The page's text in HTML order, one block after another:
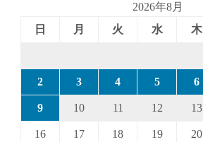
2026年8月
日
月 火 水 木
2 3 4 5 6
9 10 11 12 13
16 17 18 19 20